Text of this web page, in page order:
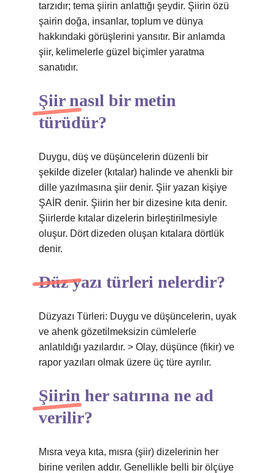
tarzıdır; tema şiirin anlattığı şeydir. Şiirin özü
şairin doğa, insanlar, toplum ve dünya
hakkındaki görüşlerini yansıtır. Bir anlamda
şiir, kelimelerle güzel biçimler yaratma
sanatıdır.
Şiir nasıl bir metin
türüdür?
Duygu, düş ve düşüncelerin düzenli bir
şekilde dizeler (kıtalar) halinde ve ahenkli bir
dille yazılmasına şiir denir. Şiir yazan kişiye
ŞAİR denir. Şiirin her bir dizesine kıta denir.
Şiirlerde kıtalar dizelerin birleştirilmesiyle
oluşur. Dört dizeden oluşan kıtalara dörtlük
denir.
Düz yazı türleri nelerdir?
Düzyazı Türleri: Duygu ve düşüncelerin, uyak
ve ahenk gözetilmeksizin cümlelerle
anlatıldığı yazılardır. > Olay, düşünce (fikir) ve
rapor yazıları olmak üzere üç türe ayrılır.
Şiirin her satırına ne ad
verilir?
Mısra veya kıta, mısra (şiir) dizelerinin her
birine verilen addır. Genellikle belli bir ölçüye